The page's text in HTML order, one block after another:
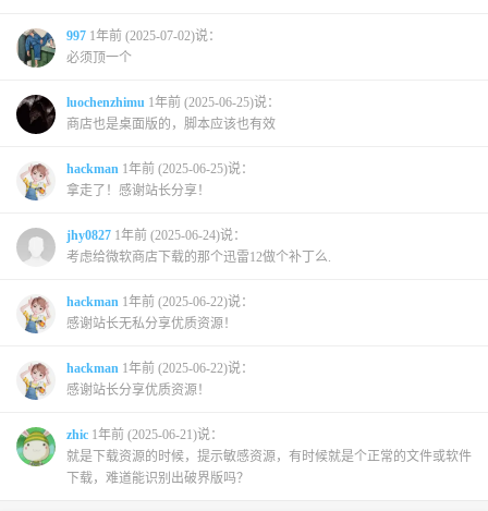
997 1年前 (2025-07-02)说：
必须顶一个
luochenzhimu 1年前 (2025-06-25)说：
商店也是桌面版的，脚本应该也有效
hackman 1年前 (2025-06-25)说：
拿走了！感谢站长分享！
jhy0827 1年前 (2025-06-24)说：
考虑给微软商店下载的那个迅雷12做个补丁么.
hackman 1年前 (2025-06-22)说：
感谢站长无私分享优质资源！
hackman 1年前 (2025-06-22)说：
感谢站长分享优质资源！
zhic 1年前 (2025-06-21)说：
就是下载资源的时候，提示敏感资源，有时候就是个正常的文件或软件
下载，难道能识别出破界版吗？